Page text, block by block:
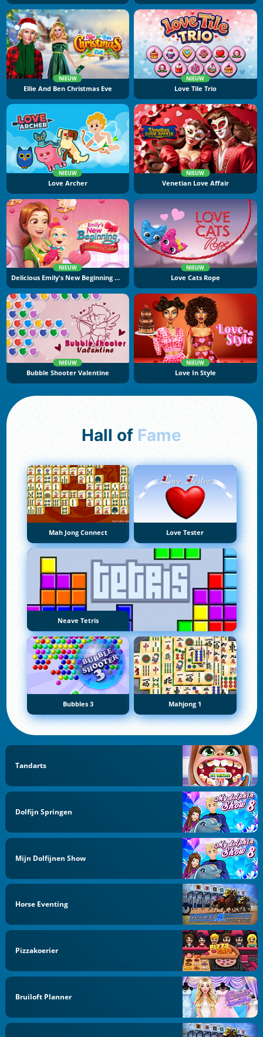
NIEUW
Ellie And Ben Christmas Eve
NIEUW
Love Tile Trio
NIEUW
Love Archer
NIEUW
Venetian Love Affair
NIEUW
Delicious Emily's New Beginning Valentine's Edition
NIEUW
Love Cats Rope
NIEUW
Bubble Shooter Valentine
NIEUW
Love In Style
Hall of Fame
Mah Jong Connect Love Tester
Neave Tetris
Bubbles 3 Mahjong 1
Tandarts
Dolfijn Springen
Mijn Dolfijnen Show
Horse Eventing
Pizzakoerier
Bruiloft Planner